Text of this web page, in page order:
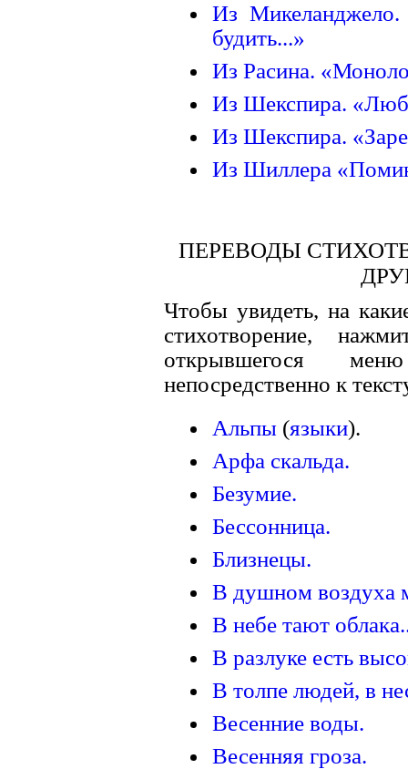
Из
будить...»
Из Расина.
Из Шекспира.
Из Шекспира.
Из Шиллера
ПЕРЕВОДЫ
Чтобы увидеть, на
стихотворение,
открывшегося
непосредственно к
Альпы (языки).
Арфа скальда.
Безумие.
Бессонница.
Близнецы.
В душном воздуха
В небе тают
В разлуке есть
В толпе людей, в
Весенние воды.
Весенняя гроза.